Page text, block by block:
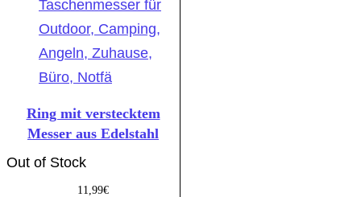
Ring mit verstecktem
Messer aus Edelstahl
Out of Stock
11,99€